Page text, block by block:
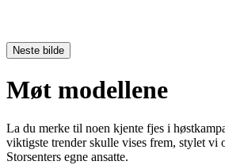
Neste bilde
Møt modellene
La du merke til noen kjente fjes i
viktigste trender skulle vises frem, stylet vi
Storsenters egne ansatte.